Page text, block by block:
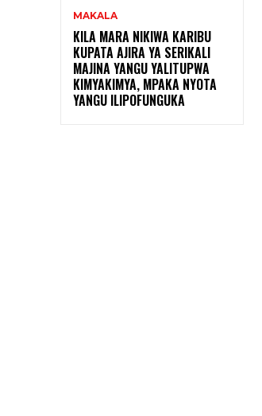
MAKALA
KILA MARA NIKIWA KARIBU
KUPATA AJIRA YA SERIKALI
MAJINA YANGU YALITUPWA
KIMYAKIMYA, MPAKA NYOTA
YANGU ILIPOFUNGUKA